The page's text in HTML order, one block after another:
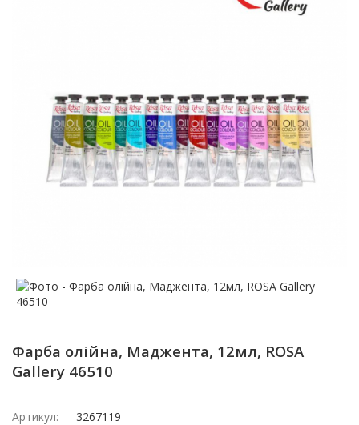
Фарба олійна, Маджента, 12мл, ROSA
Gallery 46510
Артикул: 3267119